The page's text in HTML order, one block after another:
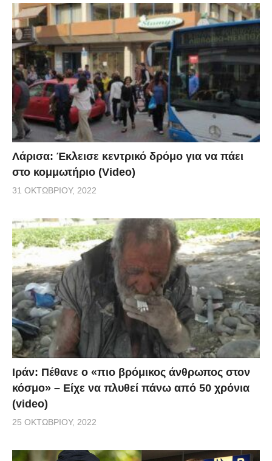
Λάρισα: Έκλεισε κεντρικό δρόμο για να πάει
στο κομμωτήριο (Video)
31 ΟΚΤΩΒΡΊΟΥ, 2022
Ιράν: Πέθανε ο «πιο βρόμικος άνθρωπος στον
κόσμο» – Είχε να πλυθεί πάνω από 50 χρόνια
(video)
25 ΟΚΤΩΒΡΊΟΥ, 2022